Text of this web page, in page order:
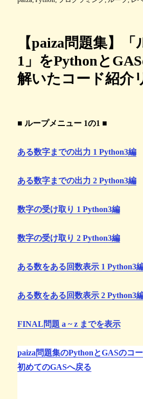
【paiza問題集】
1」をPythonと
解いたコード紹介
■ ループメニュー 1の1 ■
ある数字までの出力 1 Python3編
ある数字までの出力 2 Python3編
数字の受け取り 1 Python3編
数字の受け取り 2 Python3編
ある数をある回数表示 1 Python3
ある数をある回数表示 2 Python3
FINAL問題 a ~ z までを表示
paiza問題集のPythonとGASのコ
初めてのGASへ戻る